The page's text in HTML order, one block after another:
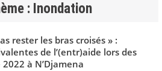
: Inondation
rester les bras croisés » :
de l’(entr)aide lors des
à N’Djamena